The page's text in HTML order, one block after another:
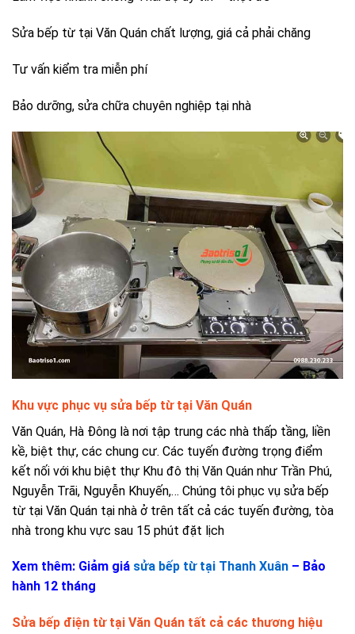
Sửa bếp từ tại Văn Quán chất lượng, giá cả phải chăng
Tư vấn kiểm tra miễn phí
Bảo dưỡng, sửa chữa chuyên nghiệp tại nhà
Khu vực phục vụ sửa bếp từ tại Văn Quán
Văn Quán, Hà Đông là nơi tập trung các nhà thấp tầng, liền
kề, biệt thự, các chung cư. Các tuyến đường trọng điểm
kết nối với khu biệt thự Khu đô thị Văn Quán như Trần Phú,
Nguyễn Trãi, Nguyễn Khuyến,… Chúng tôi phục vụ sửa bếp
từ tại Văn Quán tại nhà ở trên tất cả các tuyến đường, tòa
nhà trong khu vực sau 15 phút đặt lịch
Xem thêm: Giảm giá sửa bếp từ tại Thanh Xuân – Bảo
hành 12 tháng
Sửa bếp điện từ tại Văn Quán tất cả các thương hiệu